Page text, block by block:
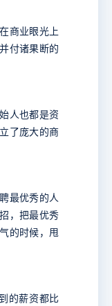
商业眼光上
付诸果断的
人也都是资
了庞大的商
最优秀的人
，把最优秀
的时候，甩
的薪资都比